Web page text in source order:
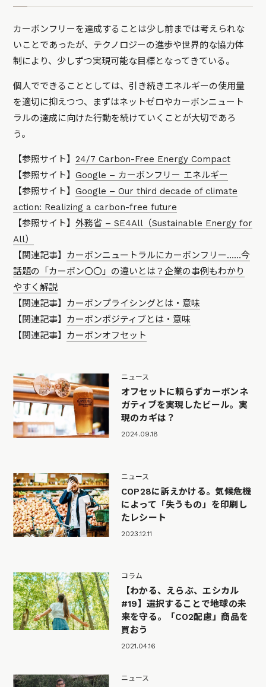
カーボンフリーを達成することは少し前までは考えられな
いことであったが、テクノロジーの進歩や世界的な協力体
制により、少しずつ実現可能な目標となってきている。
個人でできることとしては、引き続きエネルギーの使用量
を適切に抑えつつ、まずはネットゼロやカーボンニュート
ラルの達成に向けた行動を続けていくことが大切であろ
う。
【参照サイト】24/7 Carbon-Free Energy Compact
【参照サイト】Google – カーボンフリー エネルギー
【参照サイト】Google – Our third decade of climate
action: Realizing a carbon-free future
【参照サイト】外務省 – SE4All（Sustainable Energy for
All）
【関連記事】 カーボンニュートラルにカーボンフリー……今
話題の「カーボン〇〇」の違いとは？企業の事例もわかり
やすく解説
【関連記事】 カーボンプライシングとは・意味
【関連記事】 カーボンポジティブとは・意味
【関連記事】 カーボンオフセット
ニュース
オフセットに頼らずカーボンネ
ガティブを実現したビール。実
現のカギは？
2024.09.18
ニュース
COP28に訴えかける。気候危機
によって「失うもの」を印刷し
たレシート
2023.12.11
コラム
【わかる、えらぶ、エシカル
#19】選択することで地球の未
来を守る。「CO2配慮」商品を
買おう
2021.04.16
ニュース